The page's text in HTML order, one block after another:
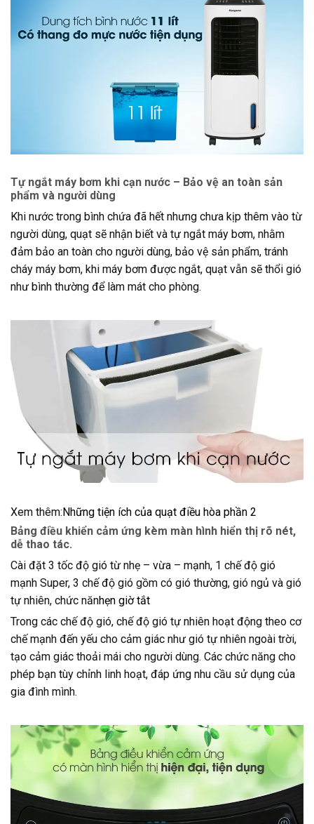
Tự ngắt máy bơm khi cạn nước – Bảo vệ an toàn sản
phẩm và người dùng
Khi nước trong bình chứa đã hết nhưng chưa kịp thêm vào từ
người dùng, quạt sẽ nhận biết và tự ngắt máy bơm, nhằm
đảm bảo an toàn cho người dùng, bảo vệ sản phẩm, tránh
cháy máy bơm, khi máy bơm được ngắt, quạt vẫn sẽ thổi gió
như bình thường để làm mát cho phòng.
Xem thêm: Những tiện ích của quạt điều hòa phần 2
Bảng điều khiển cảm ứng kèm màn hình hiển thị rõ nét,
dễ thao tác.
Cài đặt 3 tốc độ gió từ nhẹ – vừa – mạnh, 1 chế độ gió
mạnh Super, 3 chế độ gió gồm có gió thường, gió ngủ và gió
tự nhiên, chức nănhẹn giờ tắt
Trong các chế độ gió, chế độ gió tự nhiên hoạt động theo cơ
chế mạnh đến yếu cho cảm giác như gió tự nhiên ngoài trời,
tạo cảm giác thoải mái cho người dùng. Các chức năng cho
phép bạn tùy chỉnh linh hoạt, đáp ứng nhu cầu sử dụng của
gia đình mình.